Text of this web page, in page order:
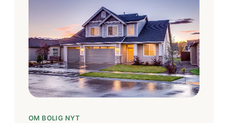
OM BOLIG NYT